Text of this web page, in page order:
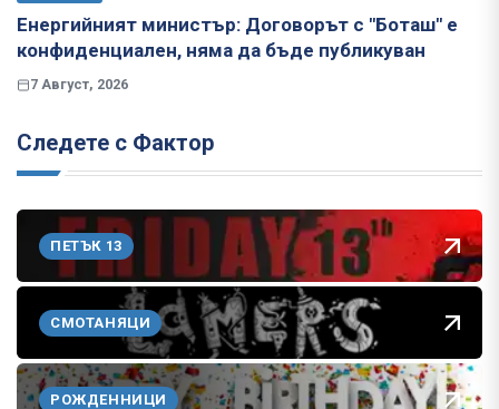
Енергийният министър: Договорът с "Боташ" е
конфиденциален, няма да бъде публикуван
7 Август, 2026
Следете с Фактор
ПЕТЪК 13
СМОТАНЯЦИ
РОЖДЕННИЦИ